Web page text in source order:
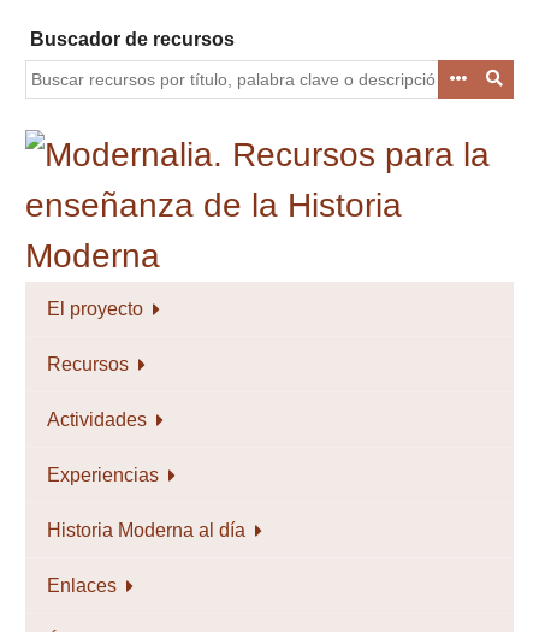
contenido
principal
Buscador de recursos
El proyecto
Recursos
Actividades
Experiencias
Historia Moderna al día
Enlaces